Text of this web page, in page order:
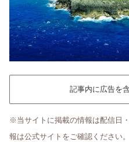
記事内に広告を
※当サイトに掲載の情報は配信日
報は公式サイトをご確認ください。